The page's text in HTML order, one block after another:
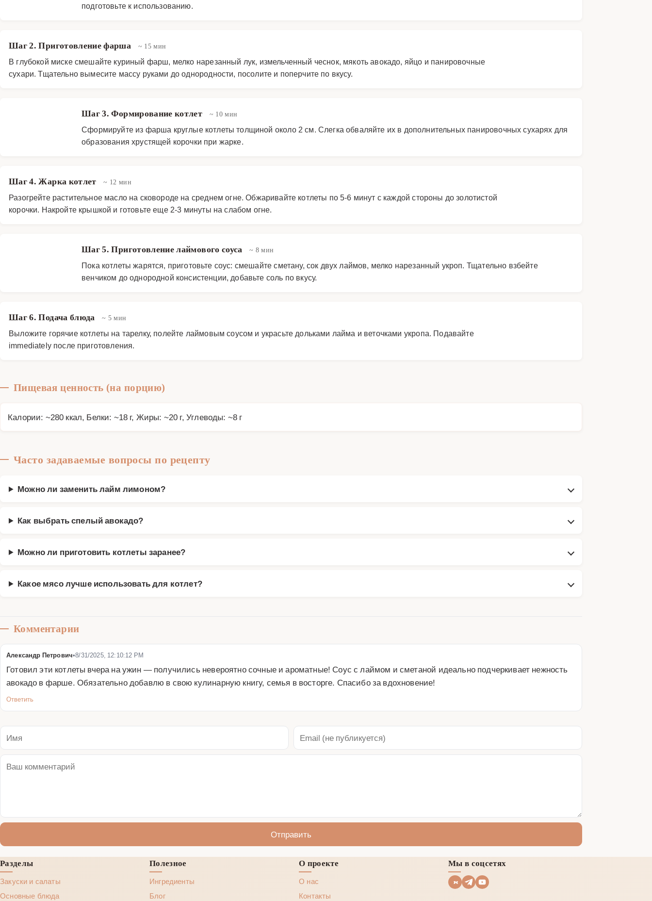
подготовьте к использованию.
Шаг 2. Приготовление фарша ~ 15 мин
В глубокой миске смешайте куриный фарш, мелко нарезанный лук, измельченный чеснок, мякоть авокадо, яйцо и панировочные
сухари. Тщательно вымесите массу руками до однородности, посолите и поперчите по вкусу.
Шаг 3. Формирование котлет ~ 10 мин
Сформируйте из фарша круглые котлеты толщиной около 2 см. Слегка обваляйте их в дополнительных панировочных сухарях для
образования хрустящей корочки при жарке.
Шаг 4. Жарка котлет ~ 12 мин
Разогрейте растительное масло на сковороде на среднем огне. Обжаривайте котлеты по 5-6 минут с каждой стороны до золотистой
корочки. Накройте крышкой и готовьте еще 2-3 минуты на слабом огне.
Шаг 5. Приготовление лаймового соуса ~ 8 мин
Пока котлеты жарятся, приготовьте соус: смешайте сметану, сок двух лаймов, мелко нарезанный укроп. Тщательно взбейте
венчиком до однородной консистенции, добавьте соль по вкусу.
Шаг 6. Подача блюда ~ 5 мин
Выложите горячие котлеты на тарелку, полейте лаймовым соусом и украсьте дольками лайма и веточками укропа. Подавайте
immediately после приготовления.
Пищевая ценность (на порцию)
Калории: ~280 ккал, Белки: ~18 г, Жиры: ~20 г, Углеводы: ~8 г
Часто задаваемые вопросы по рецепту
Можно ли заменить лайм лимоном?
Как выбрать спелый авокадо?
Можно ли приготовить котлеты заранее?
Какое мясо лучше использовать для котлет?
Комментарии
Александр Петрович•8/31/2025, 12:10:12 PM
Готовил эти котлеты вчера на ужин — получились невероятно сочные и ароматные! Соус с лаймом и сметаной идеально подчеркивает нежность
авокадо в фарше. Обязательно добавлю в свою кулинарную книгу, семья в восторге. Спасибо за вдохновение!
Ответить
Отправить
Разделы
Закуски и салаты
Основные блюда
Полезное
Ингредиенты
Блог
О проекте
О нас
Контакты
Мы в соцсетях